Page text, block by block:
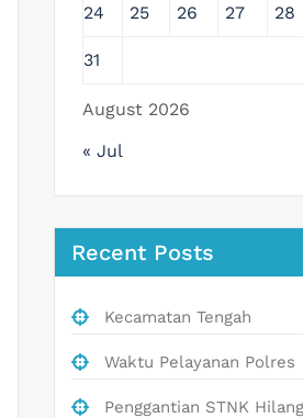
August 2026
24 25 26 27 28
31
« Jul
Recent Posts
Kecamatan Tengah
Waktu Pelayanan Polres
Penggantian STNK Hilang